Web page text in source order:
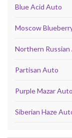
Blue Acid Auto
Moscow
Northern Russian
Partisan Auto
Purple Mazar Auto
Siberian Haze